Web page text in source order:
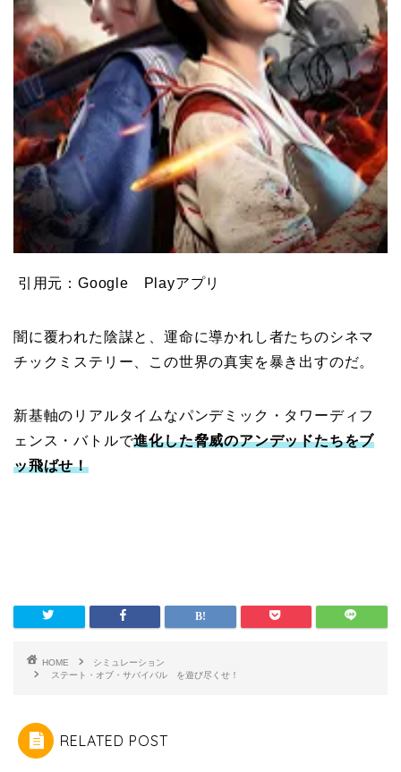
引用元：Google Playアプリ
闇に覆われた陰謀と、運命に導かれし者たちのシネマ
チックミステリー、この世界の真実を暴き出すのだ。
新基軸のリアルタイムなパンデミック・タワーディフ
ェンス・バトルで進化した脅威のアンデッドたちをブ
ッ飛ばせ！
HOME
シミュレーション
ステート・オブ・サバイバル を遊び尽くせ！
RELATED POST